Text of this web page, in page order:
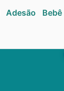
Adesão Bebê